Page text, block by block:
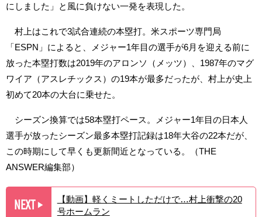
にしました」と風に負けない一発を表現した。
村上はこれで3試合連続の本塁打。米スポーツ専門局
「ESPN」によると、メジャー1年目の選手が6月を迎える前に
放った本塁打数は2019年のアロンソ（メッツ）、1987年のマグ
ワイア（アスレチックス）の19本が最多だったが、村上が史上
初めて20本の大台に乗せた。
シーズン換算では58本塁打ペース。メジャー1年目の日本人
選手が放ったシーズン最多本塁打記録は18年大谷の22本だが、
この時期にして早くも更新間近となっている。（THE
ANSWER編集部）
NEXT ▶︎
【動画】軽くミートしただけで…村上衝撃の20
号ホームラン